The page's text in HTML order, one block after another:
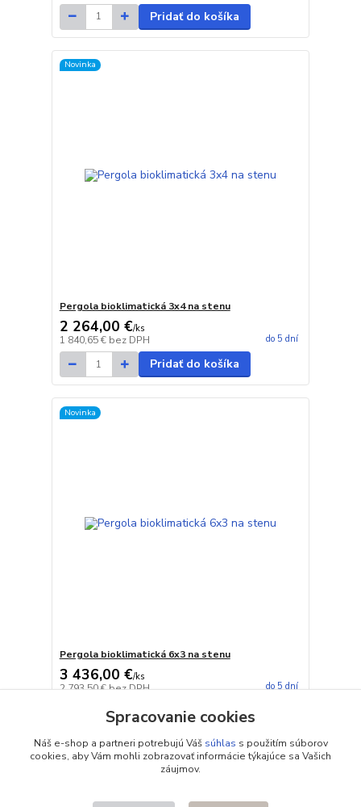
Pridať do košíka
Novinka
Pergola bioklimatická 3x4 na stenu
2 264,00 €/ks
1 840,65 € bez DPH do 5 dní
Pridať do košíka
Novinka
Pergola bioklimatická 6x3 na stenu
3 436,00 €/ks
2 793,50 €bez DPH do 5 dní
Pridať do košíka
strana
Spracovanie cookies
Náš e-shop a partneri potrebujú Váš súhlas s použitím súborov
cookies, aby Vám mohli zobrazovať informácie týkajúce sa Vašich
záujmov.